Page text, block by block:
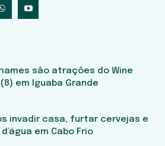
são atrações do Wine
em Iguaba Grande
invadir casa, furtar cervejas e
em Cabo Frio